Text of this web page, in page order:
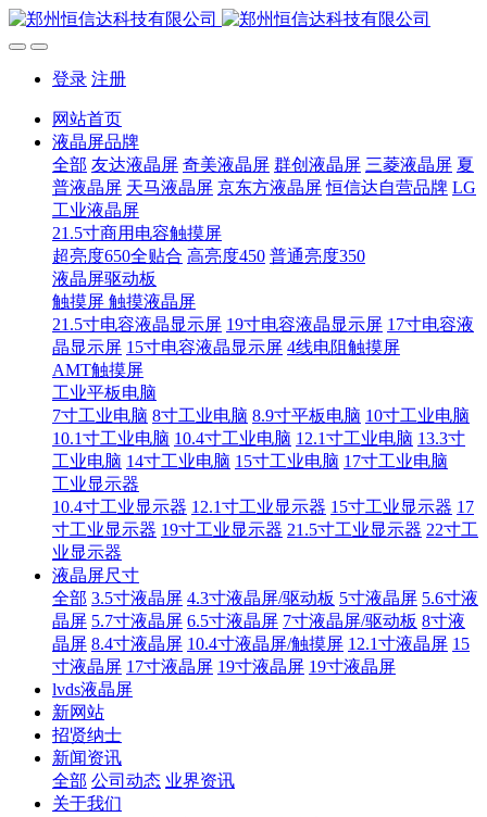
登录 注册
网站首页
液晶屏品牌
全部 友达液晶屏 奇美液晶屏 群创液晶屏 三菱液晶屏 夏
普液晶屏 天马液晶屏 京东方液晶屏 恒信达自营品牌 LG
工业液晶屏
21.5寸商用电容触摸屏
超亮度650全贴合 高亮度450 普通亮度350
液晶屏驱动板
触摸屏 触摸液晶屏
21.5寸电容液晶显示屏 19寸电容液晶显示屏 17寸电容液
晶显示屏 15寸电容液晶显示屏 4线电阻触摸屏
AMT触摸屏
工业平板电脑
7寸工业电脑 8寸工业电脑 8.9寸平板电脑 10寸工业电脑
10.1寸工业电脑 10.4寸工业电脑 12.1寸工业电脑 13.3寸
工业电脑 14寸工业电脑 15寸工业电脑 17寸工业电脑
工业显示器
10.4寸工业显示器 12.1寸工业显示器 15寸工业显示器 17
寸工业显示器 19寸工业显示器 21.5寸工业显示器 22寸工
业显示器
液晶屏尺寸
全部 3.5寸液晶屏 4.3寸液晶屏/驱动板 5寸液晶屏 5.6寸液
晶屏 5.7寸液晶屏 6.5寸液晶屏 7寸液晶屏/驱动板 8寸液
晶屏 8.4寸液晶屏 10.4寸液晶屏/触摸屏 12.1寸液晶屏 15
寸液晶屏 17寸液晶屏 19寸液晶屏 19寸液晶屏
lvds液晶屏
新网站
招贤纳士
新闻资讯
全部 公司动态 业界资讯
关于我们